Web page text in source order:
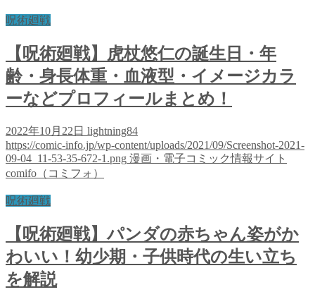
呪術廻戦
【呪術廻戦】虎杖悠仁の誕生日・年
齢・身長体重・血液型・イメージカラ
ーなどプロフィールまとめ！
2022年10月22日 lightning84
https://comic-info.jp/wp-content/uploads/2021/09/Screenshot-2021-
09-04_11-53-35-672-1.png 漫画・電子コミック情報サイト
comifo（コミフォ）
呪術廻戦
【呪術廻戦】パンダの赤ちゃん姿がか
わいい！幼少期・子供時代の生い立ち
を解説